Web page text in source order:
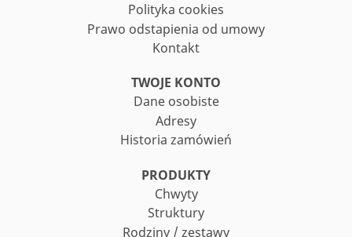
Polityka cookies
Prawo odstapienia od umowy
Kontakt
TWOJE KONTO
Dane osobiste
Adresy
Historia zamówień
PRODUKTY
Chwyty
Struktury
Rodziny / zestawy